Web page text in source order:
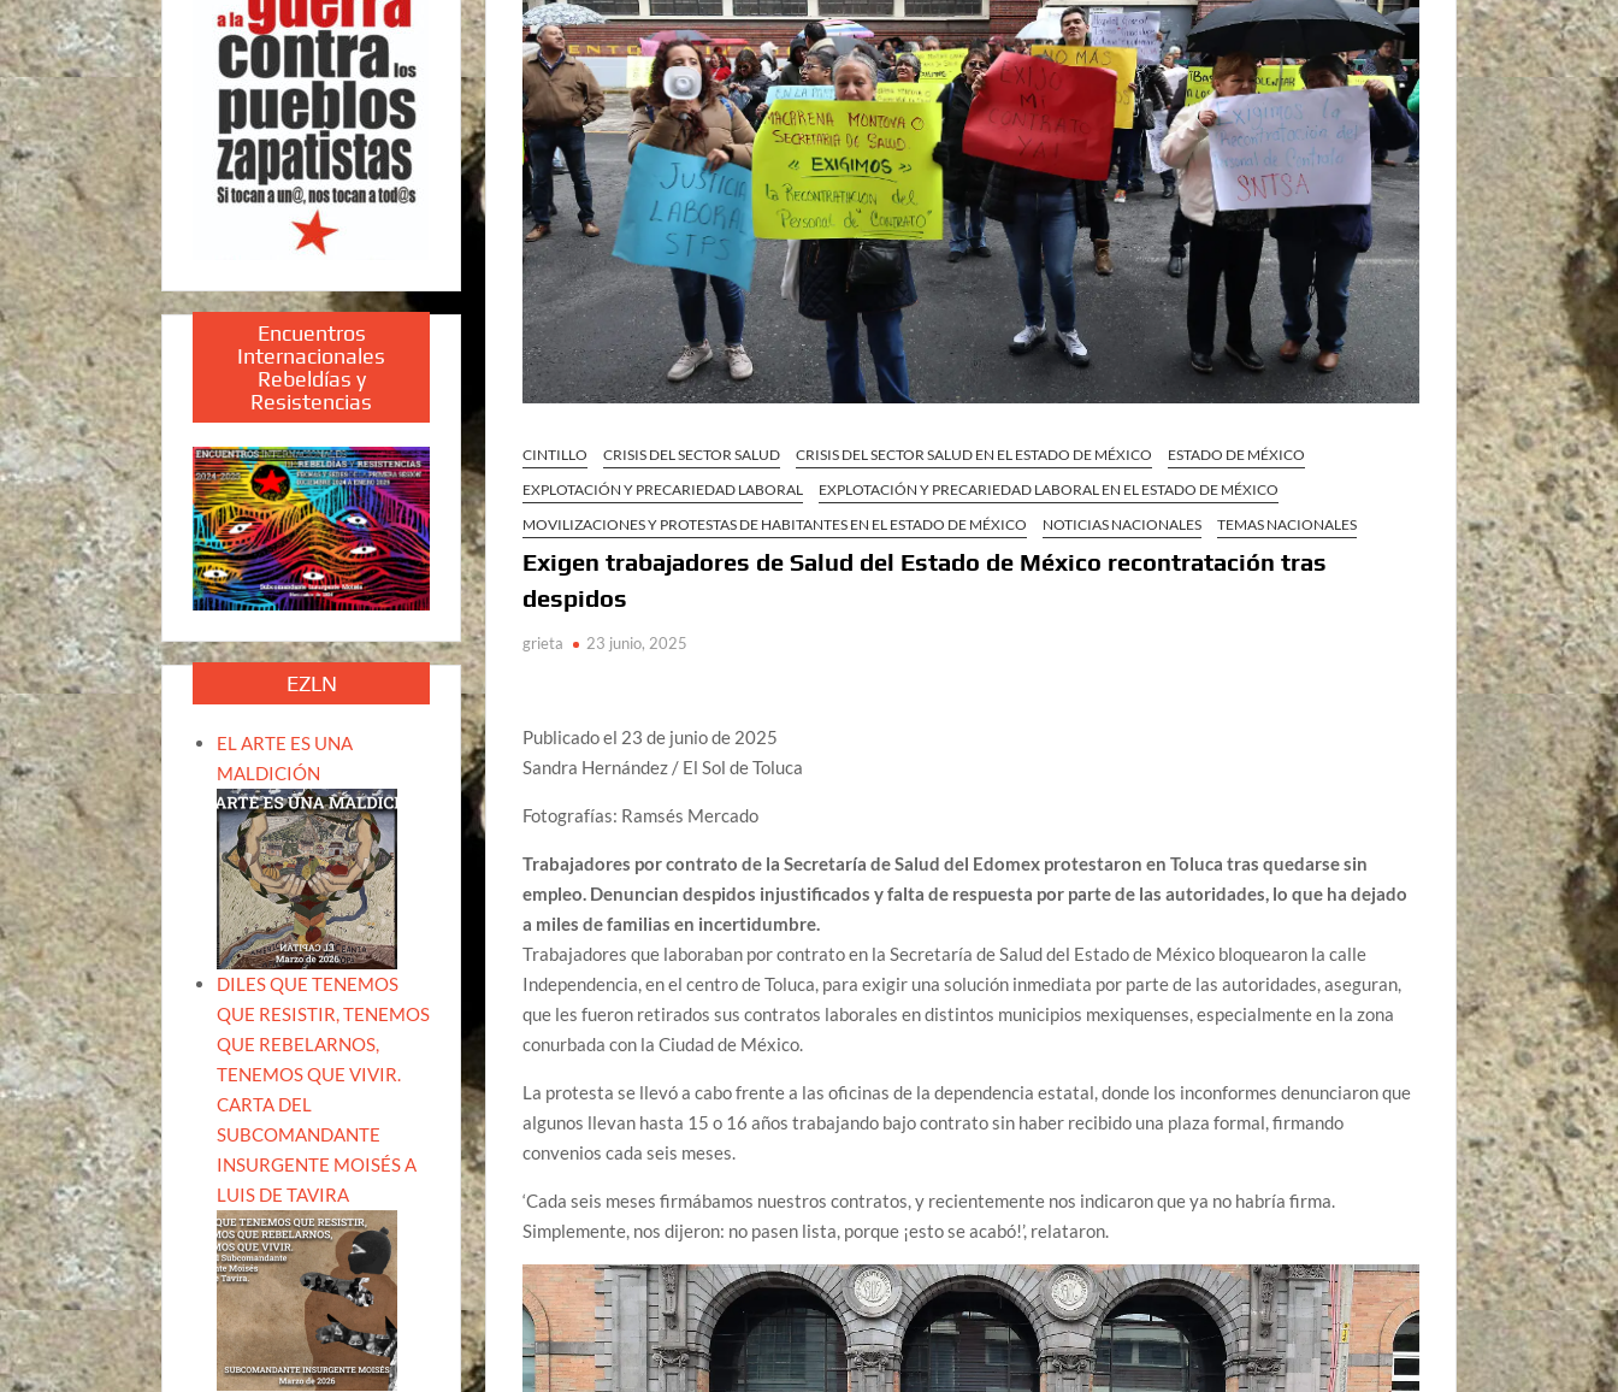
CINTILLO CRISIS DEL SECTOR SALUD CRISIS DEL SECTOR SALUD EN EL ESTADO DE MÉXICO
ESTADO DE MÉXICO
EXPLOTACIÓN Y PRECARIEDAD LABORAL
EXPLOTACIÓN Y PRECARIEDAD LABORAL EN EL ESTADO DE MÉXICO
MOVILIZACIONES Y PROTESTAS DE HABITANTES EN EL ESTADO DE MÉXICO
NOTICIAS NACIONALES TEMAS NACIONALES
Exigen trabajadores de Salud del Estado de México recontratación tras
despidos
grieta 23 junio, 2025
Publicado el 23 de junio de 2025
Sandra Hernández / El Sol de Toluca
Fotografías: Ramsés Mercado
Trabajadores por contrato de la Secretaría de Salud del Edomex protestaron en Toluca tras quedarse sin
empleo. Denuncian despidos injustificados y falta de respuesta por parte de las autoridades, lo que ha dejado
a miles de familias en incertidumbre.
Trabajadores que laboraban por contrato en la Secretaría de Salud del Estado de México bloquearon la calle
Independencia, en el centro de Toluca, para exigir una solución inmediata por parte de las autoridades, aseguran,
que les fueron retirados sus contratos laborales en distintos municipios mexiquenses, especialmente en la zona
conurbada con la Ciudad de México.
La protesta se llevó a cabo frente a las oficinas de la dependencia estatal, donde los inconformes denunciaron que
algunos llevan hasta 15 o 16 años trabajando bajo contrato sin haber recibido una plaza formal, firmando
convenios cada seis meses.
‘Cada seis meses firmábamos nuestros contratos, y recientemente nos indicaron que ya no habría firma.
Simplemente, nos dijeron: no pasen lista, porque ¡esto se acabó!’, relataron.
Encuentros
Internacionales
Rebeldías y
Resistencias
EZLN
EL ARTE ES UNA
MALDICIÓN
DILES QUE TENEMOS
QUE RESISTIR, TENEMOS
QUE REBELARNOS,
TENEMOS QUE VIVIR.
CARTA DEL
SUBCOMANDANTE
INSURGENTE MOISÉS A
LUIS DE TAVIRA